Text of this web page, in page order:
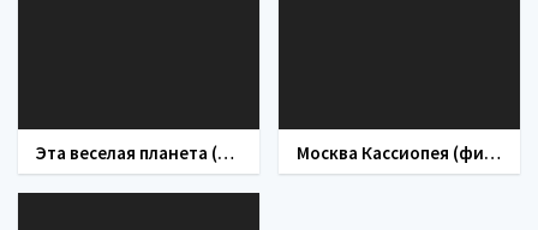
Эта веселая планета (фильм 1973) Москва Кассиопея (фильм 1973)